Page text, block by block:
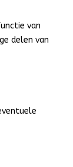
van
delen van